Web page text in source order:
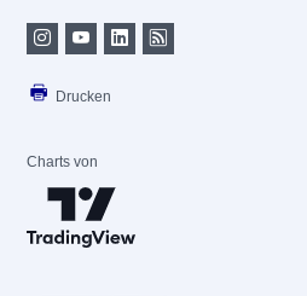
Drucken
Charts von